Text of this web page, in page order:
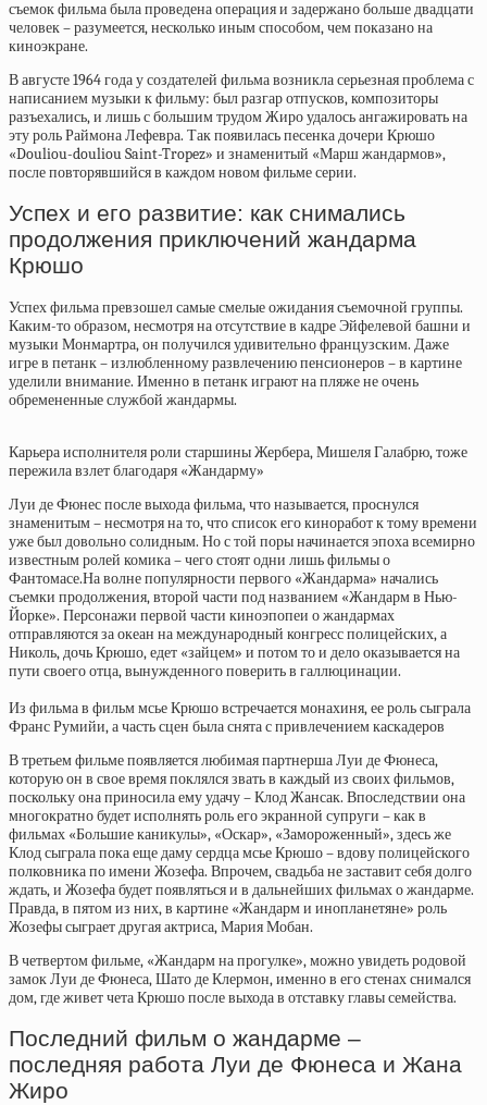
съемок фильма была проведена операция и задержано больше двадцати
человек – разумеется, несколько иным способом, чем показано на
киноэкране.
В августе 1964 года у создателей фильма возникла серьезная проблема с
написанием музыки к фильму: был разгар отпусков, композиторы
разъехались, и лишь с большим трудом Жиро удалось ангажировать на
эту роль Раймона Лефевра. Так появилась песенка дочери Крюшо
«Douliou-douliou Saint-Tropez» и знаменитый «Марш жандармов»,
после повторявшийся в каждом новом фильме серии.
Успех и его развитие: как снимались
продолжения приключений жандарма
Крюшо
Успех фильма превзошел самые смелые ожидания съемочной группы.
Каким-то образом, несмотря на отсутствие в кадре Эйфелевой башни и
музыки Монмартра, он получился удивительно французским. Даже
игре в петанк – излюбленному развлечению пенсионеров – в картине
уделили внимание. Именно в петанк играют на пляже не очень
обремененные службой жандармы.
Карьера исполнителя роли старшины Жербера, Мишеля Галабрю, тоже
пережила взлет благодаря «Жандарму»
Луи де Фюнес после выхода фильма, что называется, проснулся
знаменитым – несмотря на то, что список его киноработ к тому времени
уже был довольно солидным. Но с той поры начинается эпоха всемирно
известным ролей комика – чего стоят одни лишь фильмы о
Фантомасе.На волне популярности первого «Жандарма» начались
съемки продолжения, второй части под названием «Жандарм в Нью-
Йорке». Персонажи первой части киноэпопеи о жандармах
отправляются за океан на международный конгресс полицейских, а
Николь, дочь Крюшо, едет «зайцем» и потом то и дело оказывается на
пути своего отца, вынужденного поверить в галлюцинации.
Из фильма в фильм мсье Крюшо встречается монахиня, ее роль сыграла
Франс Румийи, а часть сцен была снята с привлечением каскадеров
В третьем фильме появляется любимая партнерша Луи де Фюнеса,
которую он в свое время поклялся звать в каждый из своих фильмов,
поскольку она приносила ему удачу – Клод Жансак. Впоследствии она
многократно будет исполнять роль его экранной супруги – как в
фильмах «Большие каникулы», «Оскар», «Замороженный», здесь же
Клод сыграла пока еще даму сердца мсье Крюшо – вдову полицейского
полковника по имени Жозефа. Впрочем, свадьба не заставит себя долго
ждать, и Жозефа будет появляться и в дальнейших фильмах о жандарме.
Правда, в пятом из них, в картине «Жандарм и инопланетяне» роль
Жозефы сыграет другая актриса, Мария Мобан.
В четвертом фильме, «Жандарм на прогулке», можно увидеть родовой
замок Луи де Фюнеса, Шато де Клермон, именно в его стенах снимался
дом, где живет чета Крюшо после выхода в отставку главы семейства.
Последний фильм о жандарме –
последняя работа Луи де Фюнеса и Жана
Жиро